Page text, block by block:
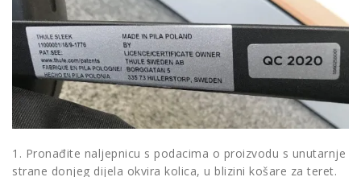
1. Pronađite naljepnicu s podacima o proizvodu s unutarnje
strane donjeg dijela okvira kolica, u blizini košare za teret.